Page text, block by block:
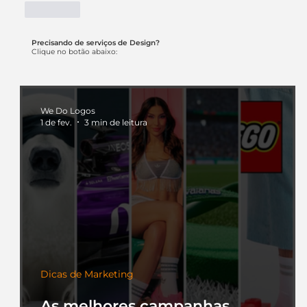
Precisando de serviços de Design?
Clique no botão abaixo:
Dicas de Marketing
We Do Logos
1 de fev.
3 min de leitura